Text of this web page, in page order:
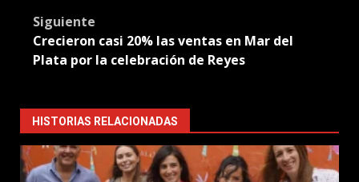
Siguiente
Crecieron casi 20% las ventas en Mar del
Plata por la celebración de Reyes
HISTORIAS RELACIONADAS